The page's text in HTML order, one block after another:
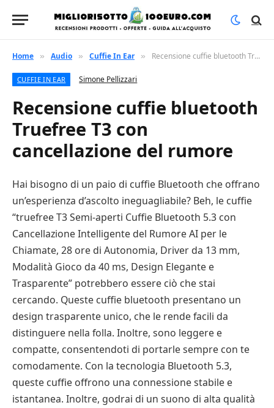
Home » Audio » Cuffie In Ear » Recensione cuffie bluetooth Truefree T3 con cancellazione del rumore
CUFFIE IN EAR Simone Pellizzari
Recensione cuffie bluetooth
Truefree T3 con
cancellazione del rumore
Hai bisogno di un paio di cuffie Bluetooth che offrano
un’esperienza d’ascolto ineguagliabile? Beh, le cuffie
“truefree T3 Semi-aperti Cuffie Bluetooth 5.3 con
Cancellazione Intelligente del Rumore AI per le
Chiamate, 28 ore di Autonomia, Driver da 13 mm,
Modalità Gioco da 40 ms, Design Elegante e
Trasparente” potrebbero essere ciò che stai
cercando. Queste cuffie bluetooth presentano un
design trasparente unico, che le rende facili da
distinguere nella folla. Inoltre, sono leggere e
compatte, consentendoti di portarle sempre con te
comodamente. Con la tecnologia Bluetooth 5.3,
queste cuffie offrono una connessione stabile e
istantanea. Inoltre, godrai di un suono di alta qualità